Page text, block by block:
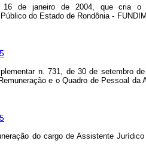
16 de janeiro de 2004, que cria o
do Estado de Rondônia -
n. 731, de 30 de setembro
e o Quadro de Pessoal da
do cargo de Assistente